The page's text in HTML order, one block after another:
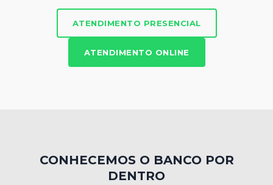
ATENDIMENTO PRESENCIAL
ATENDIMENTO ONLINE
CONHECEMOS O BANCO POR
DENTRO